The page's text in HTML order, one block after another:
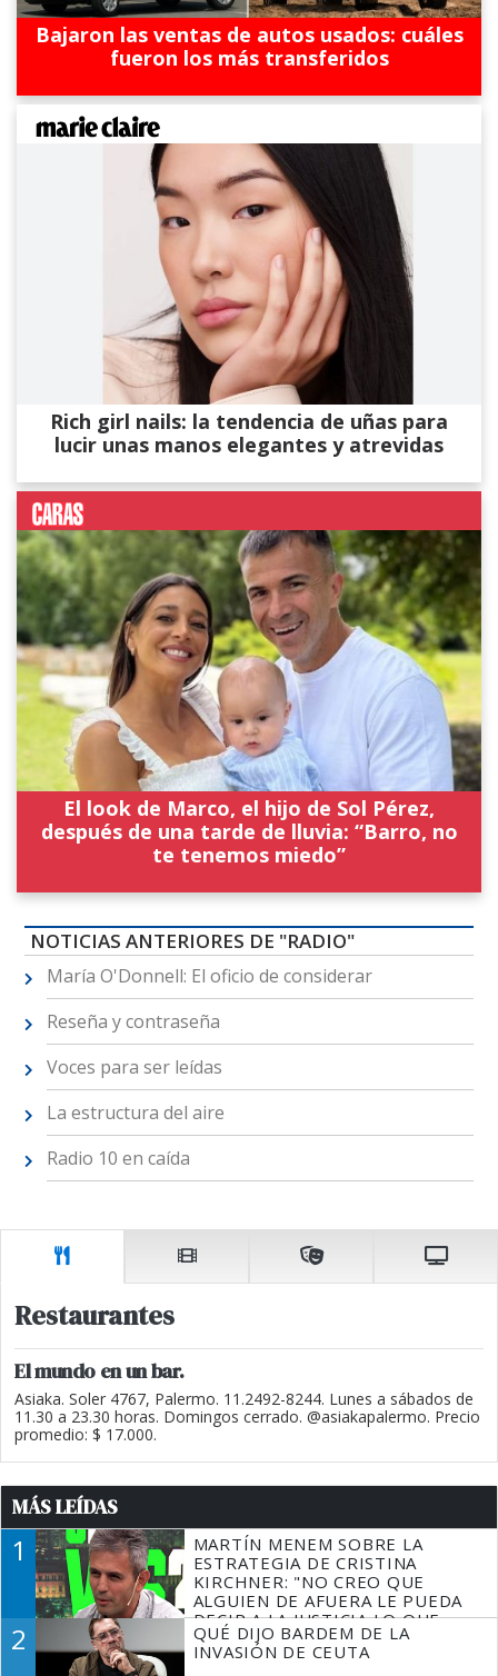
Bajaron las ventas de autos usados: cuáles
fueron los más transferidos
Rich girl nails: la tendencia de uñas para
lucir unas manos elegantes y atrevidas
El look de Marco, el hijo de Sol Pérez,
después de una tarde de lluvia: “Barro, no
te tenemos miedo”
NOTICIAS ANTERIORES DE "RADIO"
María O'Donnell: El oficio de considerar
Reseña y contraseña
Voces para ser leídas
La estructura del aire
Radio 10 en caída
Restaurantes
El mundo en un bar.
Asiaka. Soler 4767, Palermo. 11.2492-8244. Lunes a sábados de
11.30 a 23.30 horas. Domingos cerrado. @asiakapalermo. Precio
promedio: $ 17.000.
MÁS LEÍDAS
1
MARTÍN MENEM SOBRE LA
ESTRATEGIA DE CRISTINA
KIRCHNER: "NO CREO QUE
ALGUIEN DE AFUERA LE PUEDA
DECIR A LA JUSTICIA LO QUE
TIENE QUE HACER"
2
QUÉ DIJO BARDEM DE LA
INVASIÓN DE CEUTA